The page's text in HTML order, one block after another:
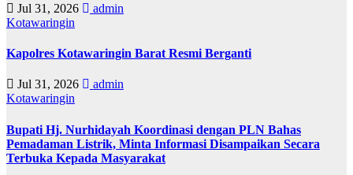
Jul 31, 2026
admin
Kotawaringin
Kapolres Kotawaringin Barat Resmi Berganti
Jul 31, 2026
admin
Kotawaringin
Bupati Hj. Nurhidayah Koordinasi dengan PLN Bahas
Pemadaman Listrik, Minta Informasi Disampaikan Secara
Terbuka Kepada Masyarakat